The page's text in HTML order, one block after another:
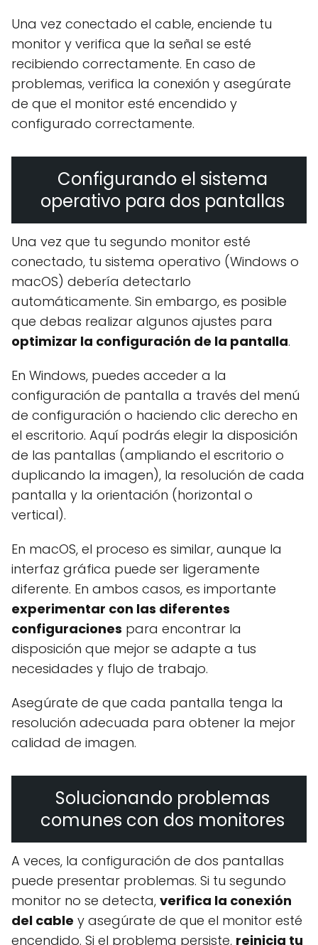
Una vez conectado el cable, enciende tu
monitor y verifica que la señal se esté
recibiendo correctamente. En caso de
problemas, verifica la conexión y asegúrate
de que el monitor esté encendido y
configurado correctamente.
Configurando el sistema
operativo para dos pantallas
Una vez que tu segundo monitor esté
conectado, tu sistema operativo (Windows o
macOS) debería detectarlo
automáticamente. Sin embargo, es posible
que debas realizar algunos ajustes para
optimizar la configuración de la pantalla.
En Windows, puedes acceder a la
configuración de pantalla a través del menú
de configuración o haciendo clic derecho en
el escritorio. Aquí podrás elegir la disposición
de las pantallas (ampliando el escritorio o
duplicando la imagen), la resolución de cada
pantalla y la orientación (horizontal o
vertical).
En macOS, el proceso es similar, aunque la
interfaz gráfica puede ser ligeramente
diferente. En ambos casos, es importante
experimentar con las diferentes
configuraciones para encontrar la
disposición que mejor se adapte a tus
necesidades y flujo de trabajo.
Asegúrate de que cada pantalla tenga la
resolución adecuada para obtener la mejor
calidad de imagen.
Solucionando problemas
comunes con dos monitores
A veces, la configuración de dos pantallas
puede presentar problemas. Si tu segundo
monitor no se detecta, verifica la conexión
del cable y asegúrate de que el monitor esté
encendido. Si el problema persiste, reinicia tu